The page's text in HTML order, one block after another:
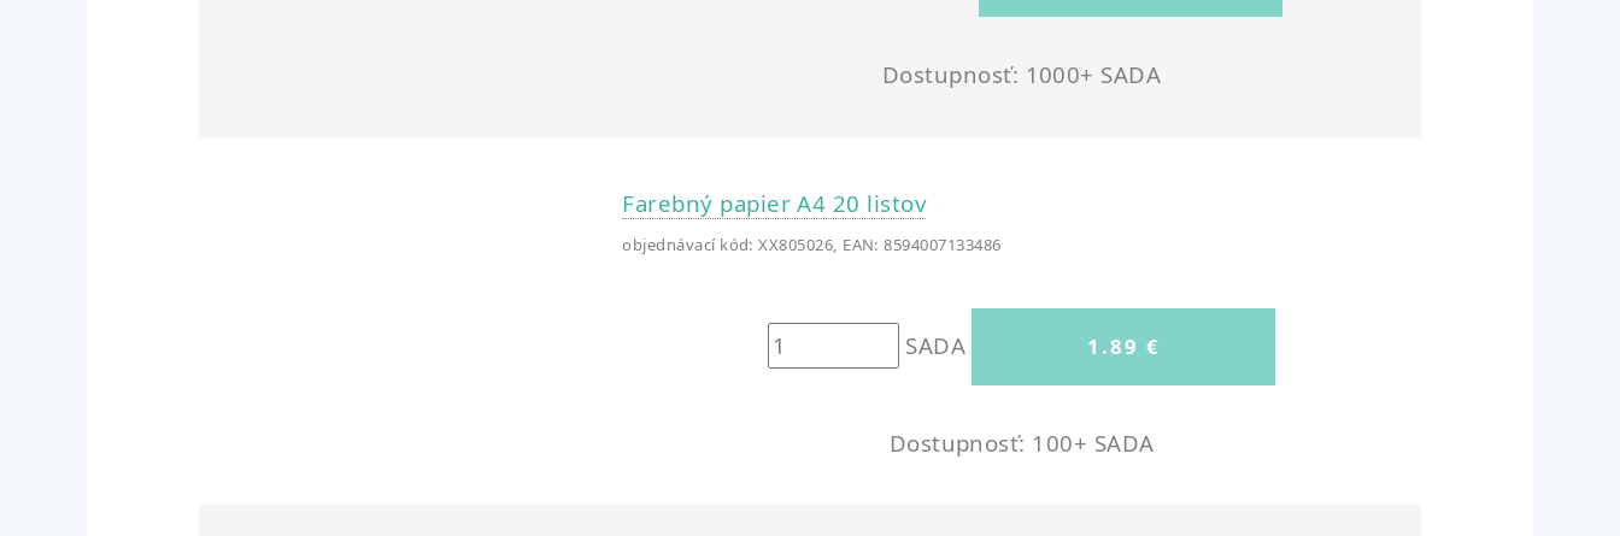
Dostupnosť: 1000+ SADA
Farebný papier A4 20 listov
objednávací kód: XX805026, EAN: 8594007133486
SADA
Dostupnosť: 100+ SADA